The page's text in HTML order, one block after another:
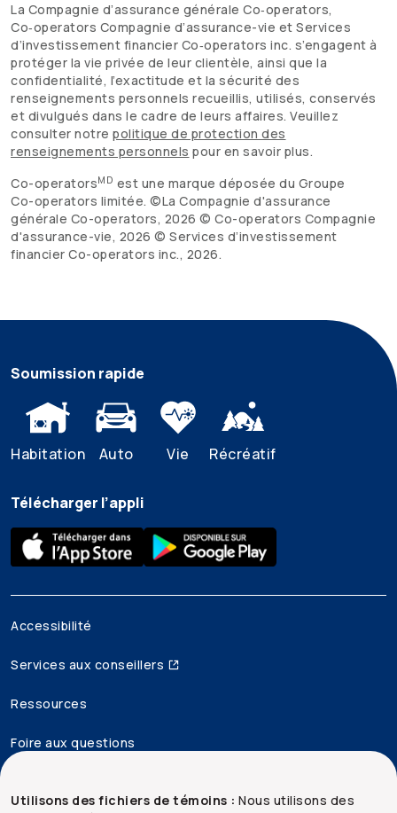
La Compagnie d’assurance générale Co‑operators,
Co‑operators Compagnie d’assurance-vie et Services
d’investissement financier Co‑operators inc. s’engagent à
protéger la vie privée de leur clientèle, ainsi que la
confidentialité, l’exactitude et la sécurité des
renseignements personnels recueillis, utilisés, conservés
et divulgués dans le cadre de leurs affaires. Veuillez
consulter notre politique de protection des
renseignements personnels pour en savoir plus.
Co-operatorsMD est une marque déposée du Groupe
Co-operators limitée. ©La Compagnie d'assurance
générale Co-operators, 2026 © Co-operators Compagnie
d'assurance-vie, 2026 © Services d’investissement
financier Co-operators inc., 2026.
Utilisons des fichiers de témoins : Nous utilisons des
Soumission rapide
Habitation Auto Vie Récréatif
Télécharger l’appli
Accessibilité
Services aux conseillers
Ressources
Foire aux questions